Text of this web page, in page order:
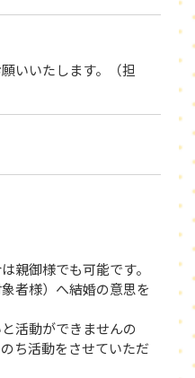
いいたします。（担
親御様でも可能です。
者様）へ結婚の意思を
活動ができませんの
ち活動をさせていただ